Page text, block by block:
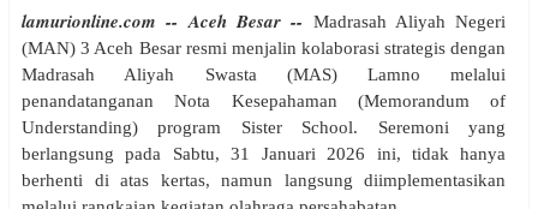
lamurionline.com -- Aceh Besar -- Madrasah Aliyah Negeri
(MAN) 3 Aceh Besar resmi menjalin kolaborasi strategis dengan
Madrasah Aliyah Swasta (MAS) Lamno melalui
penandatanganan Nota Kesepahaman (Memorandum of
Understanding) program Sister School. Seremoni yang
berlangsung pada Sabtu, 31 Januari 2026 ini, tidak hanya
berhenti di atas kertas, namun langsung diimplementasikan